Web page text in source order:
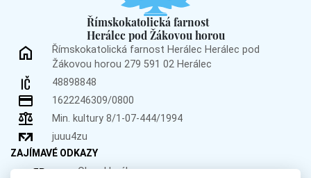
Římskokatolická farnost
Herálec pod Žákovou horou
Římskokatolická farnost Herálec Herálec pod
Žákovou horou 279 591 02 Herálec
48898848
1622246309/0800
Min. kultury 8/1-07-444/1994
juuu4zu
ZAJÍMAVÉ ODKAZY
Obec Herálec